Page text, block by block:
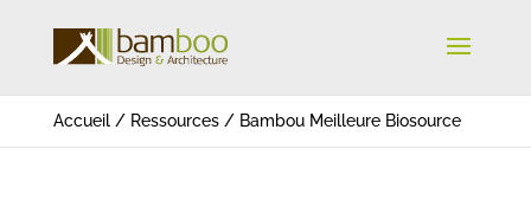
Accueil/ Ressources/ Bambou Meilleure Biosource